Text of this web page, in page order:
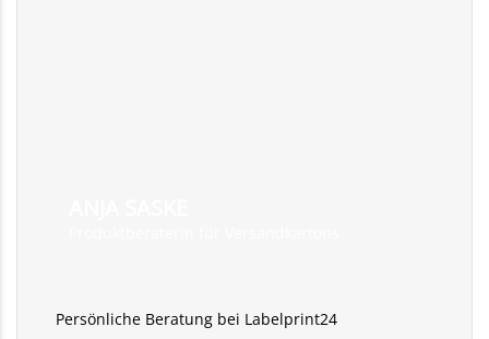
Persönliche Beratung bei Labelprint24